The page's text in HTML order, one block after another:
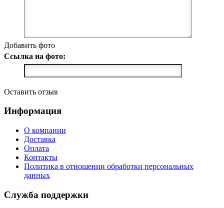
Добавить фото
Ссылка на фото:
Оставить отзыв
Информация
О компании
Доставка
Оплата
Контакты
Политика в отношении обработки персональных
данных
Служба поддержки